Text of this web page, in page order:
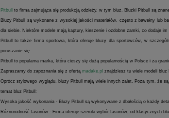
Pitbull to firma zajmująca się produkcją odzieży, w tym bluz. Bluzki Pitbull są
Bluzy Pitbull są wykonane z wysokiej jakości materiałów, często z bawełny lub
dla siebie. Niektóre modele mają kaptury, kieszenie i ozdobne zamki, co dodaje im
Pitbull to także firma sportowa, która oferuje bluzy dla sportowców, w
poruszanie się.
Pitbull to popularna marka, która cieszy się dużą popularnością w Polsce i za
Zapraszamy do zapoznania się z ofertą madake.pl znajdziesz tu wiele modeli bluz
Oprócz stylowego wyglądu, bluzy Pitbull mają wiele innych zalet. Poza tym, że
temat bluz Pitbull:
Wysoka jakość wykonania - Bluzy Pitbull są wykonywane z dbałością o każdy
Różnorodność fasonów - Firma oferuje szeroki wybór fasonów, od klasycznych